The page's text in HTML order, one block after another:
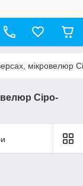
мікровелюр
Сіро-